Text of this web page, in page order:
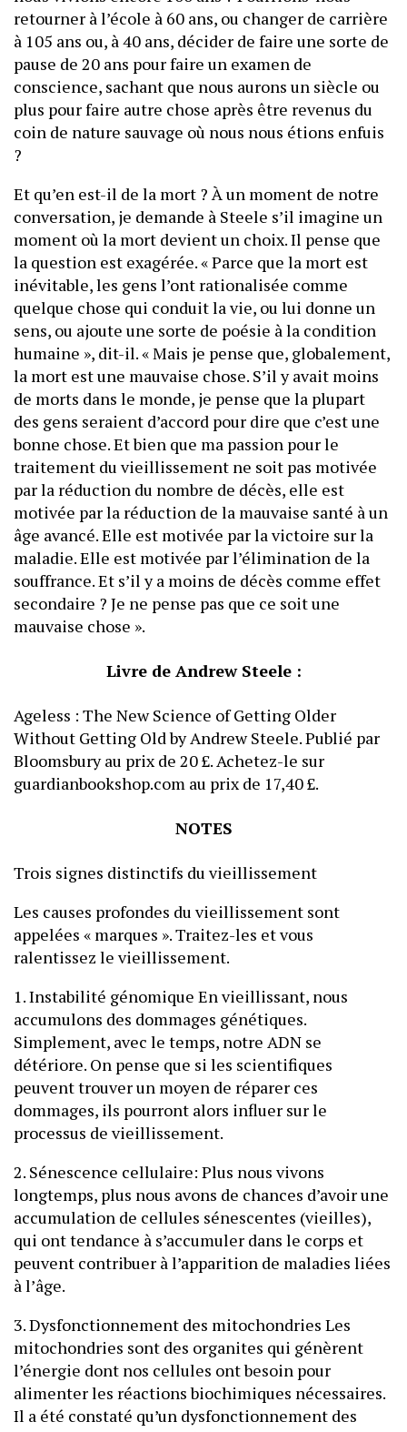
retourner à l’école à 60 ans, ou changer de carrière
à 105 ans ou, à 40 ans, décider de faire une sorte de
pause de 20 ans pour faire un examen de
conscience, sachant que nous aurons un siècle ou
plus pour faire autre chose après être revenus du
coin de nature sauvage où nous nous étions enfuis
?
Et qu’en est-il de la mort ? À un moment de notre
conversation, je demande à Steele s’il imagine un
moment où la mort devient un choix. Il pense que
la question est exagérée. « Parce que la mort est
inévitable, les gens l’ont rationalisée comme
quelque chose qui conduit la vie, ou lui donne un
sens, ou ajoute une sorte de poésie à la condition
humaine », dit-il. « Mais je pense que, globalement,
la mort est une mauvaise chose. S’il y avait moins
de morts dans le monde, je pense que la plupart
des gens seraient d’accord pour dire que c’est une
bonne chose. Et bien que ma passion pour le
traitement du vieillissement ne soit pas motivée
par la réduction du nombre de décès, elle est
motivée par la réduction de la mauvaise santé à un
âge avancé. Elle est motivée par la victoire sur la
maladie. Elle est motivée par l’élimination de la
souffrance. Et s’il y a moins de décès comme effet
secondaire ? Je ne pense pas que ce soit une
mauvaise chose ».
Livre de Andrew Steele :
Ageless : The New Science of Getting Older
Without Getting Old by Andrew Steele. Publié par
Bloomsbury au prix de 20 £. Achetez-le sur
guardianbookshop.com au prix de 17,40 £.
NOTES
Trois signes distinctifs du vieillissement
Les causes profondes du vieillissement sont
appelées « marques ». Traitez-les et vous
ralentissez le vieillissement.
1. Instabilité génomique En vieillissant, nous
accumulons des dommages génétiques.
Simplement, avec le temps, notre ADN se
détériore. On pense que si les scientifiques
peuvent trouver un moyen de réparer ces
dommages, ils pourront alors influer sur le
processus de vieillissement.
2. Sénescence cellulaire: Plus nous vivons
longtemps, plus nous avons de chances d’avoir une
accumulation de cellules sénescentes (vieilles),
qui ont tendance à s’accumuler dans le corps et
peuvent contribuer à l’apparition de maladies liées
à l’âge.
3. Dysfonctionnement des mitochondries Les
mitochondries sont des organites qui génèrent
l’énergie dont nos cellules ont besoin pour
alimenter les réactions biochimiques nécessaires.
Il a été constaté qu’un dysfonctionnement des